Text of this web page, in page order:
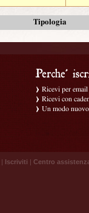
Tipologia
Ricevi per
Ricevi con
Un modo
| Iscriviti | Centro